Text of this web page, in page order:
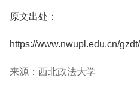
原文出处：
https://www.nwupl.edu.cn/
来源：西北政法大学